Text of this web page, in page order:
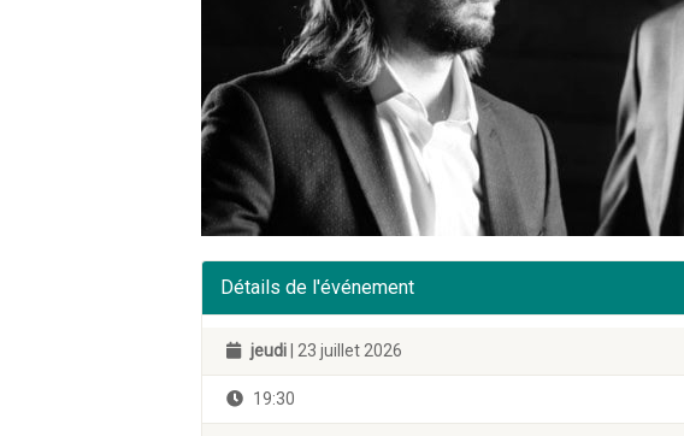
Détails de l'événement
jeudi | 23 juillet 2026
19:30